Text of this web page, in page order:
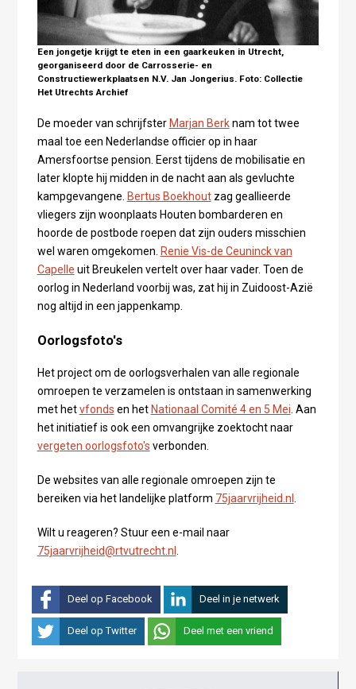
Een jongetje krijgt te eten in een gaarkeuken in Utrecht,
georganiseerd door de Carrosserie- en
Constructiewerkplaatsen N.V. Jan Jongerius. Foto: Collectie
Het Utrechts Archief
De moeder van schrijfster Marjan Berknam tot twee
maal toe een Nederlandse officier op in haar
Amersfoortse pension. Eerst tijdens de mobilisatie en
later klopte hij midden in de nacht aan als gevluchte
kampgevangene. Bertus Boekhoutzag geallieerde
vliegers zijn woonplaats Houten bombarderen en
hoorde de postbode roepen dat zijn ouders misschien
wel waren omgekomen. Renie Vis-de Ceuninck van
Capelle uit Breukelen vertelt over haar vader. Toen de
oorlog in Nederland voorbij was, zat hij in Zuidoost-Azië
nog altijd in een jappenkamp.
Oorlogsfoto's
Het project om de oorlogsverhalen van alle regionale
omroepen te verzamelen is ontstaan in samenwerking
met hetvfonds en hetNationaal Comité 4 en 5 Mei . Aan
het initiatief is ook een omvangrijke zoektocht naar
vergeten oorlogsfoto's verbonden.
De websites van alle regionale omroepen zijn te
bereiken via het landelijke platform 75jaarvrijheid.nl
Wilt u reageren? Stuur een e-mail naar
75jaarvrijheid@rtvutrecht.nl
Deel op Facebook Deel in je netwerk
Deel op Twitter Deel met een vriend